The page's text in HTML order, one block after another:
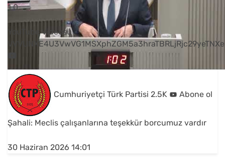
1 0
YouTube Videosu
Cumhuriyetçi Türk Partisi 2.5K Abone ol
Şahali: Meclis çalışanlarına teşekkür borcumuz vardır
30 Haziran 2026 14:01